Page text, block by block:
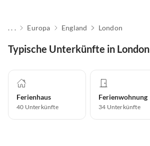
. . . Europa England London
Typische Unterkünfte in London
Ferienhaus
40 Unterkünfte
Ferienwohnung
34 Unterkünfte